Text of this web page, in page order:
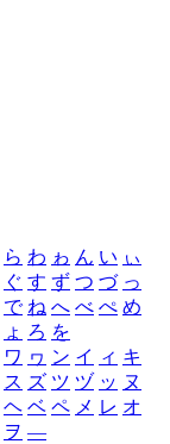
ら わ ゎ ん い ぃ
ぐ す ず つ づ っ
で ね へ べ ぺ め
ょ ろ を
ワ ヮ ン イ ィ キ
ス ズ ツ ヅ ッ ヌ
ヘ ベ ペ メ レ オ
ヲ ―